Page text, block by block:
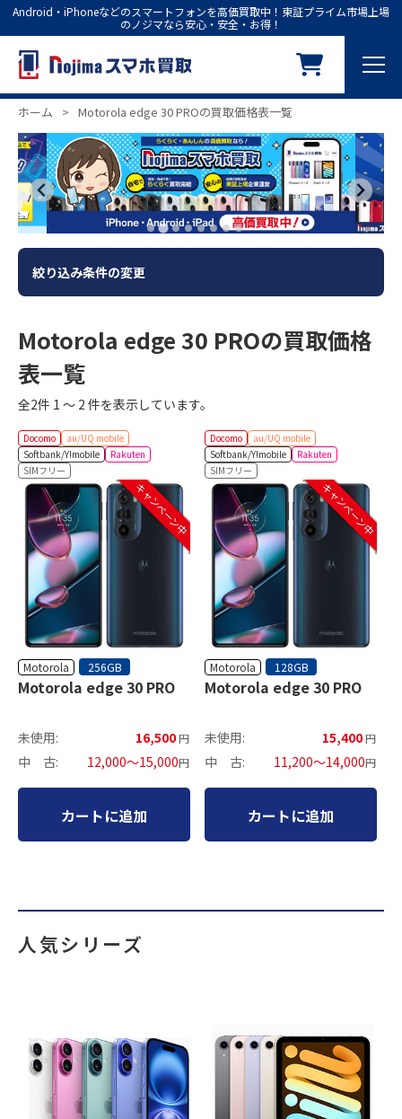
Android・iPhoneなどのスマートフォンを高価買取中！東証プライム市場上場
のノジマなら安心・安全・お得！
ホーム > Motorola edge 30 PROの買取価格表一覧
絞り込み条件の変更
Motorola edge 30 PROの買取価格
表一覧
全2件 1 ～ 2 件を表示しています。
Docomo
au/UQ mobile
Softbank/Y!mobile
Rakuten
SIMフリー
キャンペーン中
Motorola 256GB
Motorola edge 30 PRO
未使用: 16,500円
中 古: 12,000～15,000円
カートに追加
Docomo
au/UQ mobile
Softbank/Y!mobile
Rakuten
SIMフリー
キャンペーン中
Motorola 128GB
Motorola edge 30 PRO
未使用: 15,400円
中 古: 11,200～14,000円
カートに追加
人気シリーズ